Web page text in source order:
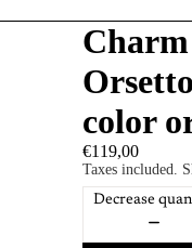
color
€119,00
Taxes included.
Decrease